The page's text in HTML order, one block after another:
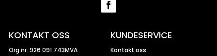
KONTAKT OSS
Org.nr: 926 091 743MVA
KUNDESERVICE
Kontakt oss